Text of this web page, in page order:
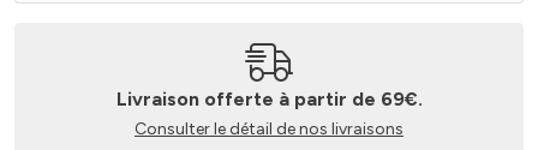
Livraison offerte à partir de 69€.
Consulter le détail de nos livraisons